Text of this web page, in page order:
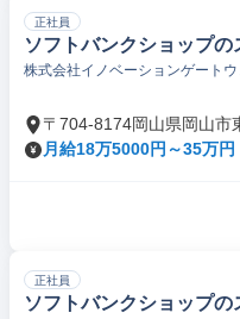
正社員
ソフトバンクショップの
株式会社イノベーションゲートウ
〒704-8174岡山県岡山市
月給18万5000円～35万円
正社員
ソフトバンクショップの